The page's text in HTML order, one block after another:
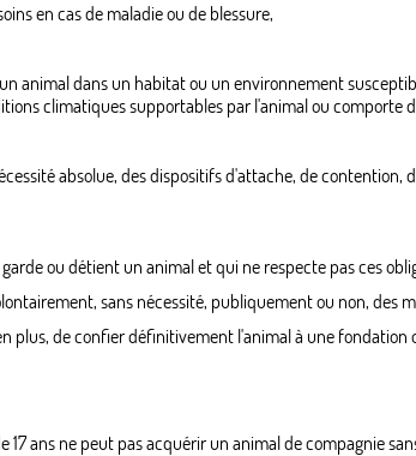
en cas de maladie ou de blessure,
animal dans un habitat ou un environnement
climatiques supportables par l'animal ou comporte
absolue, des dispositifs d'attache, de
ou détient un animal et qui ne respecte pas ces
sans nécessité, publiquement ou non,
plus, de confier définitivement l'animal à une fondation
17 ans ne peut pas acquérir un animal de compagnie